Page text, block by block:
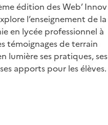
édition des Web’ Innov
l’enseignement de la
en lycée professionnel à
témoignages de terrain
lumière ses pratiques, ses
apports pour les élèves.